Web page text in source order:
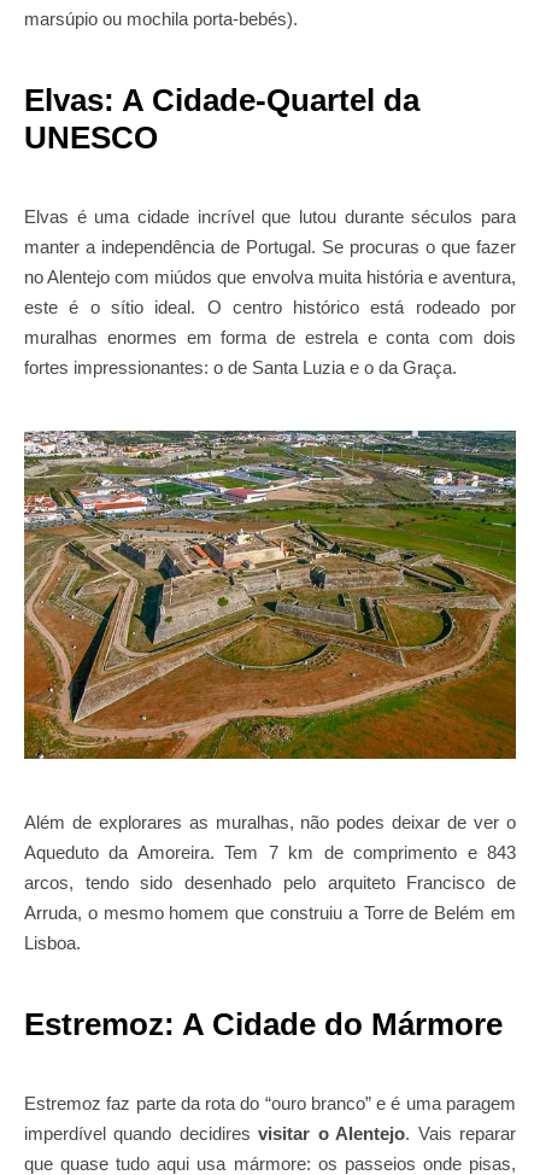
marsúpio ou mochila porta-bebés).
Elvas: A Cidade-Quartel da
UNESCO
Elvas é uma cidade incrível que lutou durante séculos para
manter a independência de Portugal. Se procuras o que fazer
no Alentejo com miúdos que envolva muita história e aventura,
este é o sítio ideal. O centro histórico está rodeado por
muralhas enormes em forma de estrela e conta com dois
fortes impressionantes: o de Santa Luzia e o da Graça.
Além de explorares as muralhas, não podes deixar de ver o
Aqueduto da Amoreira. Tem 7 km de comprimento e 843
arcos, tendo sido desenhado pelo arquiteto Francisco de
Arruda, o mesmo homem que construiu a Torre de Belém em
Lisboa.
Estremoz: A Cidade do Mármore
Estremoz faz parte da rota do “ouro branco” e é uma paragem
imperdível quando decidiresvisitar o Alentejo. Vais reparar
que quase tudo aqui usa mármore: os passeios onde pisas,